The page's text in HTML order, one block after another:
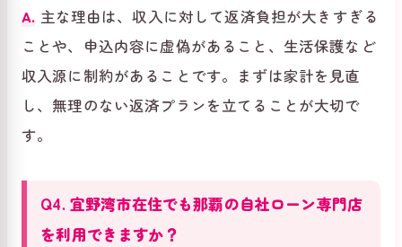
A. 主な理由は、収入に対して返済負担が大きすぎる
ことや、申込内容に虚偽があること、生活保護など
収入源に制約があることです。まずは家計を見直
し、無理のない返済プランを立てることが大切で
す。
Q4. 宜野湾市在住でも那覇の自社ローン専門店
を利用できますか？